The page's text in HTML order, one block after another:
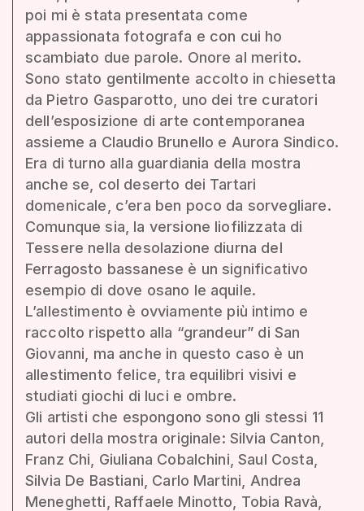
poi mi è stata presentata come
appassionata fotografa e con cui ho
scambiato due parole. Onore al merito.
Sono stato gentilmente accolto in chiesetta
da Pietro Gasparotto, uno dei tre curatori
dell’esposizione di arte contemporanea
assieme a Claudio Brunello e Aurora Sindico.
Era di turno alla guardiania della mostra
anche se, col deserto dei Tartari
domenicale, c’era ben poco da sorvegliare.
Comunque sia, la versione liofilizzata di
Tessere nella desolazione diurna del
Ferragosto bassanese è un significativo
esempio di dove osano le aquile.
L’allestimento è ovviamente più intimo e
raccolto rispetto alla “grandeur” di San
Giovanni, ma anche in questo caso è un
allestimento felice, tra equilibri visivi e
studiati giochi di luci e ombre.
Gli artisti che espongono sono gli stessi 11
autori della mostra originale: Silvia Canton,
Franz Chi, Giuliana Cobalchini, Saul Costa,
Silvia De Bastiani, Carlo Martini, Andrea
Meneghetti, Raffaele Minotto, Tobia Ravà,